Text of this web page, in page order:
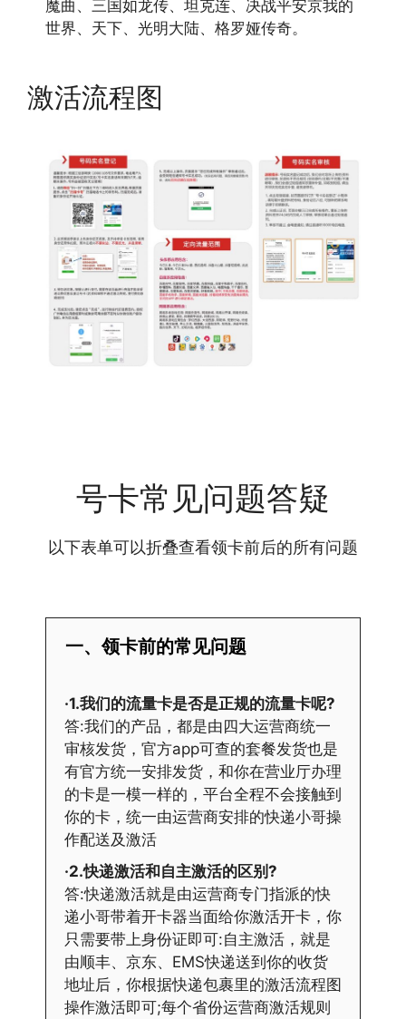
魔曲、三国如龙传、坦克连、决战平安京我的
世界、天下、光明大陆、格罗娅传奇。
激活流程图
号卡常见问题答疑
以下表单可以折叠查看领卡前后的所有问题
一、领卡前的常见问题
·1.我们的流量卡是否是正规的流量卡呢?
答:我们的产品，都是由四大运营商统一
审核发货，官方app可查的套餐发货也是
有官方统一安排发货，和你在营业厅办理
的卡是一模一样的，平台全程不会接触到
你的卡，统一由运营商安排的快递小哥操
作配送及激活
·2.快递激活和自主激活的区别?
答:快递激活就是由运营商专门指派的快
递小哥带着开卡器当面给你激活开卡，你
只需要带上身份证即可:自主激活，就是
由顺丰、京东、EMS快递送到你的收货
地址后，你根据快递包裹里的激活流程图
操作激活即可;每个省份运营商激活规则